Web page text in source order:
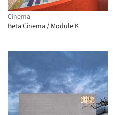
Cinema
Beta Cinema / Module K